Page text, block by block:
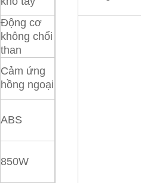
Động cơ
không chổi
than
Cảm ứng
hồng ngoại
ABS
850W